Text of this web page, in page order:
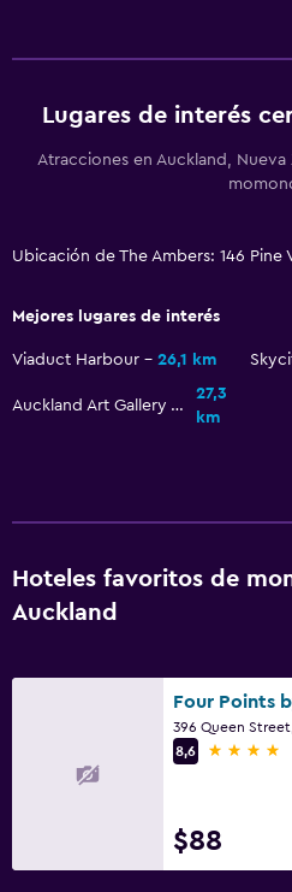
Lugares de interés
Atracciones en Auckland,
Ubicación de The Ambers: 146 Pine
Mejores lugares de interés
Viaduct Harbour 26,1 km
Auckland Art Gallery Toi o Tāmaki
27,3
km
Hoteles favoritos de
Auckland
396 Queen
8,6
4 estrellas
$88